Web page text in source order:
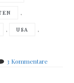
,
, USA ,
3 Kommentarezu